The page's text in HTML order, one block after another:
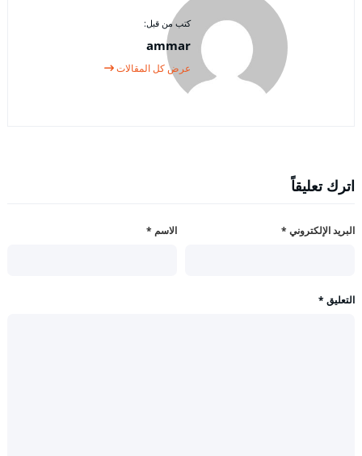
كتب من قبل:
ammar
عرض كل المقالات
اترك تعليقاً
الاسم * البريد الإلكتروني *
التعليق *